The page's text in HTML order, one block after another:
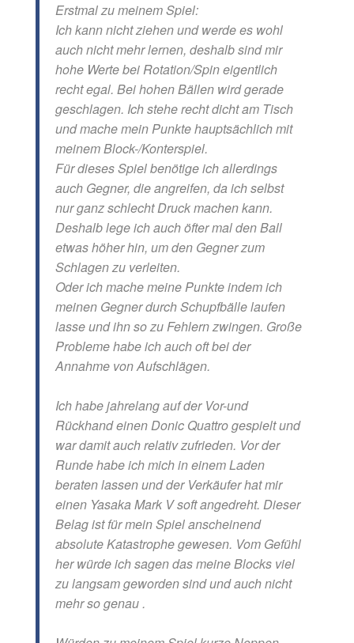
Erstmal zu meinem Spiel:
Ich kann nicht ziehen und werde es wohl
auch nicht mehr lernen, deshalb sind mir
hohe Werte bei Rotation/Spin eigentlich
recht egal. Bei hohen Bällen wird gerade
geschlagen. Ich stehe recht dicht am Tisch
und mache mein Punkte hauptsächlich mit
meinem Block-/Konterspiel.
Für dieses Spiel benötige ich allerdings
auch Gegner, die angreifen, da ich selbst
nur ganz schlecht Druck machen kann.
Deshalb lege ich auch öfter mal den Ball
etwas höher hin, um den Gegner zum
Schlagen zu verleiten.
Oder ich mache meine Punkte indem ich
meinen Gegner durch Schupfbälle laufen
lasse und ihn so zu Fehlern zwingen. Große
Probleme habe ich auch oft bei der
Annahme von Aufschlägen.
Ich habe jahrelang auf der Vor-und
Rückhand einen Donic Quattro gespielt und
war damit auch relativ zufrieden. Vor der
Runde habe ich mich in einem Laden
beraten lassen und der Verkäufer hat mir
einen Yasaka Mark V soft angedreht. Dieser
Belag ist für mein Spiel anscheinend
absolute Katastrophe gewesen. Vom Gefühl
her würde ich sagen das meine Blocks viel
zu langsam geworden sind und auch nicht
mehr so genau .